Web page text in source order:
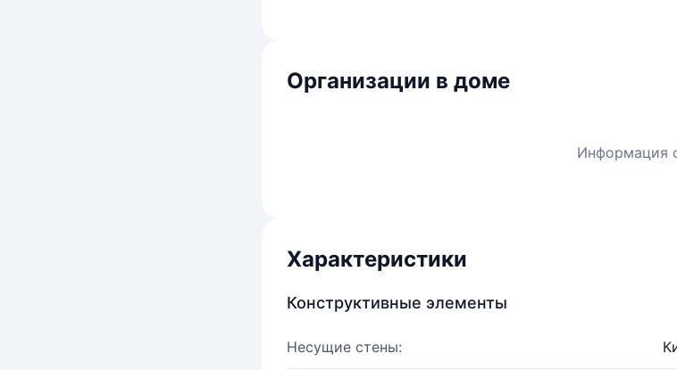
Организации в доме
Информация
Характеристики
Конструктивные элементы
Несущие стены: